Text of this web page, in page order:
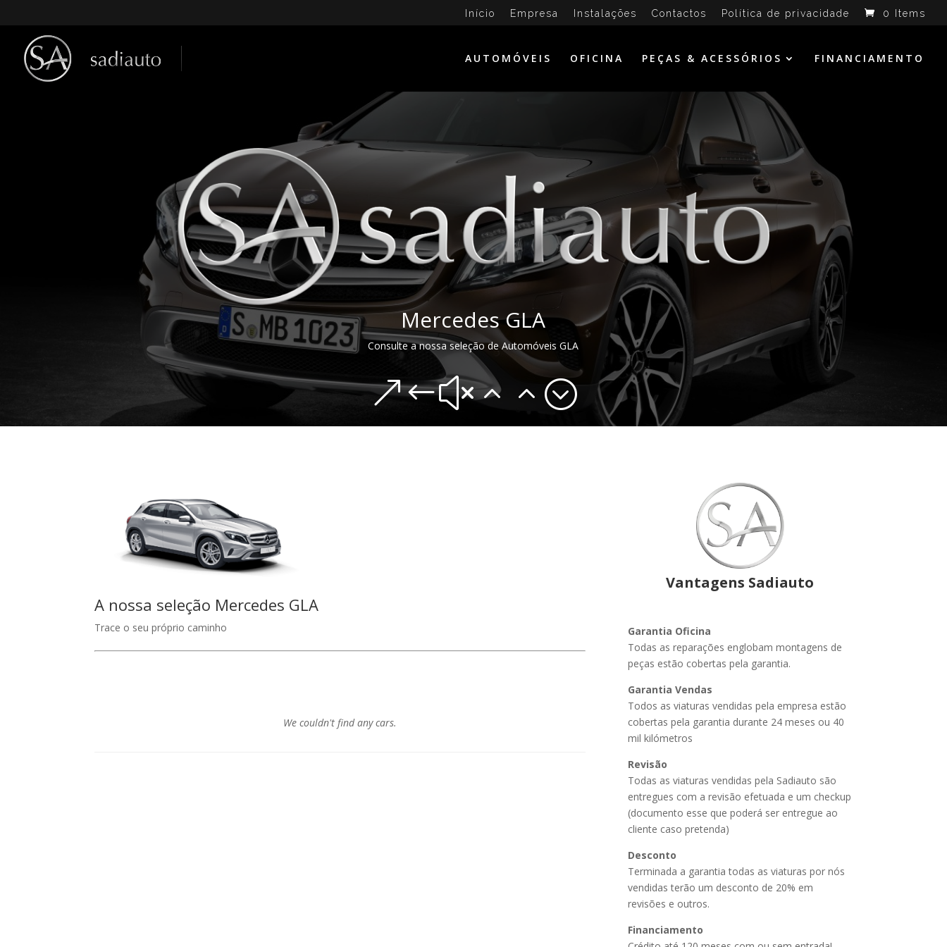
Início Empresa Instalações Contactos Política de privacidade 0 Items
AUTOMÓVEIS OFICINA PEÇAS & ACESSÓRIOS FINANCIAMENTO
Mercedes GLA
Consulte a nossa seleção de Automóveis GLA
&#x22;
A nossa seleção Mercedes GLA
Trace o seu próprio caminho
We couldn't find any cars.
Vantagens Sadiauto
Garantia Oficina
Todas as reparações englobam montagens de
peças estão cobertas pela garantia.
Garantia Vendas
Todos as viaturas vendidas pela empresa estão
cobertas pela garantia durante 24 meses ou 40
mil kilómetros
Revisão
Todas as viaturas vendidas pela Sadiauto são
entregues com a revisão efetuada e um checkup
(documento esse que poderá ser entregue ao
cliente caso pretenda)
Desconto
Terminada a garantia todas as viaturas por nós
vendidas terão um desconto de 20% em
revisões e outros.
Financiamento